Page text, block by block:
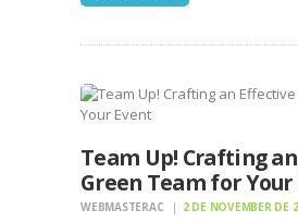
Team Up! Crafting
Green Team for Your
WEBMASTERAC 2 DE NOVEMBER DE